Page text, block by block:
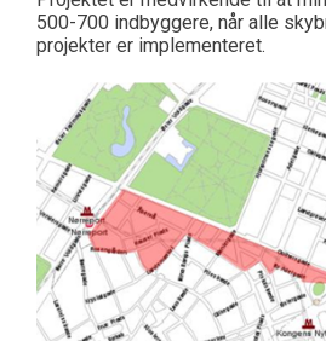
500-700 indbyggere, når alle
projekter er implementeret.